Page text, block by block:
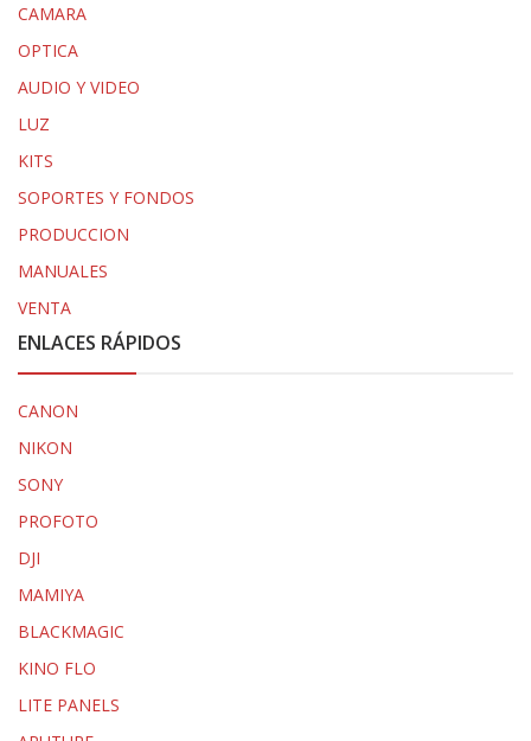
CAMARA
OPTICA
AUDIO Y VIDEO
LUZ
KITS
SOPORTES Y FONDOS
PRODUCCION
MANUALES
VENTA
ENLACES RÁPIDOS
CANON
NIKON
SONY
PROFOTO
DJI
MAMIYA
BLACKMAGIC
KINO FLO
LITE PANELS